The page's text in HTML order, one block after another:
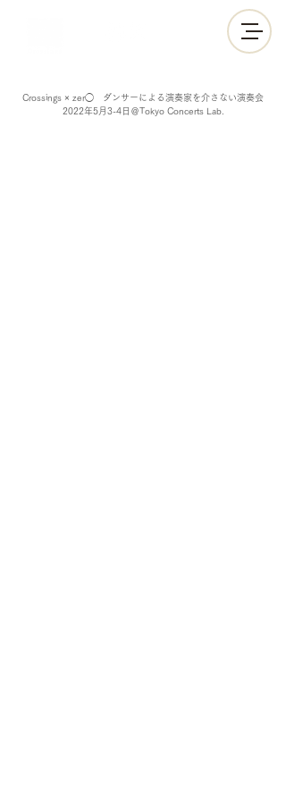
Crossings × zer◯ ダンサーによる演奏家を介さない演奏会
2022年5月3-4日＠Tokyo Concerts Lab.